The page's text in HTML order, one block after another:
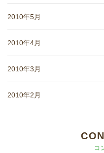
2010年5月
2010年4月
2010年3月
2010年2月
コ